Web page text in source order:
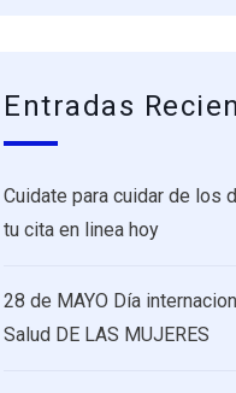
Entradas
Cuidate para cuidar de los
tu cita en linea hoy
28 de MAYO Día
Salud DE LAS MUJERES